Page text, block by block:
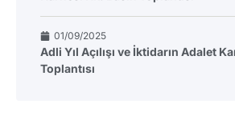
01/09/2025
Adli Yıl Açılışı ve İktidarın Adalet
Toplantısı